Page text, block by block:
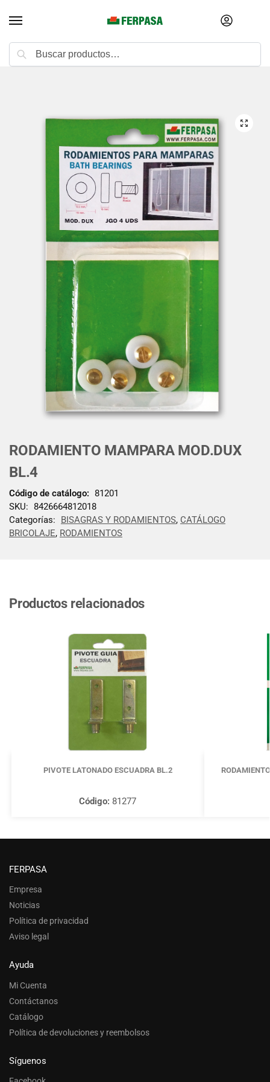
RODAMIENTO MAMPARA MOD.DUX
BL.4
Código de catálogo: 81201
SKU: 8426664812018
Categorías:
BISAGRAS Y RODAMIENTOS, CATÁLOGO
BRICOLAJE, RODAMIENTOS
Productos relacionados
PIVOTE LATONADO ESCUADRA BL.2
Código: 81277
FERPASA
Empresa
Noticias
Política de privacidad
Aviso legal
Ayuda
Mi Cuenta
Contáctanos
Catálogo
Política de devoluciones y reembolsos
Síguenos